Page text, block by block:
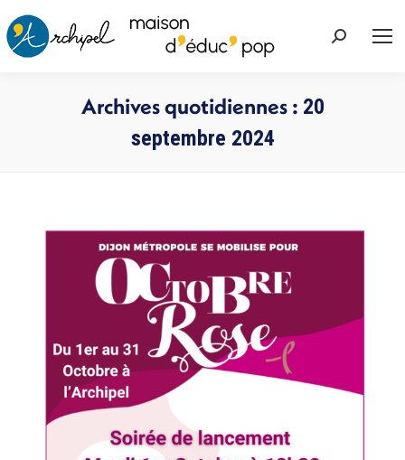
Recherche
Archives quotidiennes : 20
septembre 2024